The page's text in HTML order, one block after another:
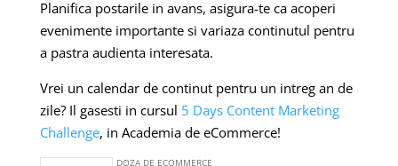
Planifica postarile in avans, asigura-te ca acoperi
evenimente importante si variaza continutul pentru
a pastra audienta interesata.
Vrei un calendar de continut pentru un intreg an de
zile? Il gasesti in cursul 5 Days Content Marketing
Challenge, in Academia de eCommerce!